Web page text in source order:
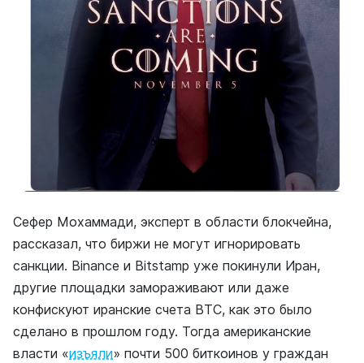
Сефер Мохаммади, эксперт в области блокчейна,
рассказал, что биржи не могут игнорировать
санкции. Binance и Bitstamp уже покинули Иран,
другие площадки замораживают или даже
конфискуют иранские счета BTC, как это было
сделано в прошлом году. Тогда американские
власти «изъяли» почти 500 биткоинов у граждан